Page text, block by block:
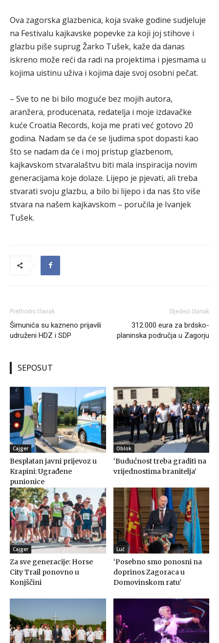
Ova zagorska glazbenica, koja svake godine sudjeluje
na Festivalu kajkavske popevke za koji joj stihove i
glazbu piše suprug Žarko Tušek, kaže da danas
iskreno može reći da radi na projektima i pjesmama u
kojima uistinu uživa i kojima daje svoj osobni pečat.
– Sve to ne bi bilo moguće bez mojih autora,
aranžera, producenata, redatelja i moje izdavačke
kuće Croatia Records, koja me prati već gotovo 20
godina. Nadam se da će se ljudima spot dopasti kao
što se nadam da će i moj pristup glazbenom,
kajkavskom stvaralaštvu biti mala inspiracija novim
generacijama koje dolaze. Lijepo je pjevati, ali treba
stvarati svoju glazbu, a bilo bi lijepo i da nas što više
stvara na našem kajkavskom – poručila je Ivanjek
Tušek.
Prethodni članak
Šimunića su kazneno prijavili
udruženi HDZ i SDP
Sljedeći članak
312.000 eura za brdsko-
planinska područja u Zagorju
SEPOSUT
Cajger
Besplatan javni prijevoz u
Krapini: Ugrađene
punionice
Oblok
‘Budućnost treba graditi na
vrijednostima branitelja’
Cajger
Za sve generacije: Horse
City Trail ponovno u
Konjščini
Luč
‘Posebno smo ponosni na
doprinos Zagoraca u
Domovinskom ratu’